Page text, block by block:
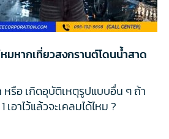
มหากเที่ยวสงกรานต์โดนน้ำสาด
หรือ เกิดอุบัติเหตุรูปแบบอื่น ๆ ถ้า
อาไว้แล้วจะเคลมได้ไหม ?